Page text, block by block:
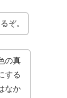
ぞ。
の真
する
なか